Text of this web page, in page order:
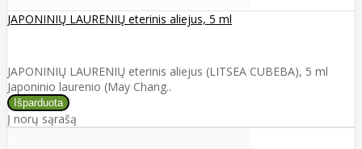
JAPONINIŲ LAURENIŲ eterinis aliejus, 5 ml
JAPONINIŲ LAURENIŲ eterinis aliejus (LITSEA CUBEBA), 5 ml
Japoninio laurenio (May Chang..
Į norų sąrašą